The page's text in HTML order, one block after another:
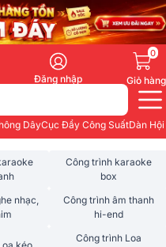
Đăng nhập
0
Giỏ hàng
DâyCục Đẩy Công SuấtDàn
Công trình karaoke
box
nhạc,
Công trình âm thanh
hi-end
Công trình Loa